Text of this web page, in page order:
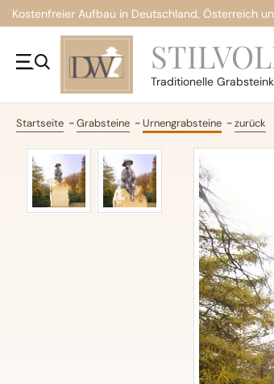
Kostenfreier Aufbau in Deutschland, Österreich
Traditionelle
Startseite Grabsteine Urnengrabsteine zurück